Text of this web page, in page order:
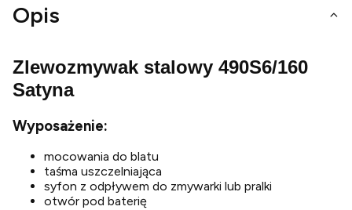
Opis
Zlewozmywak stalowy 490S6/160
Satyna
Wyposażenie:
mocowania do blatu
taśma uszczelniająca
syfon z odpływem do zmywarki lub pralki
otwór pod baterię